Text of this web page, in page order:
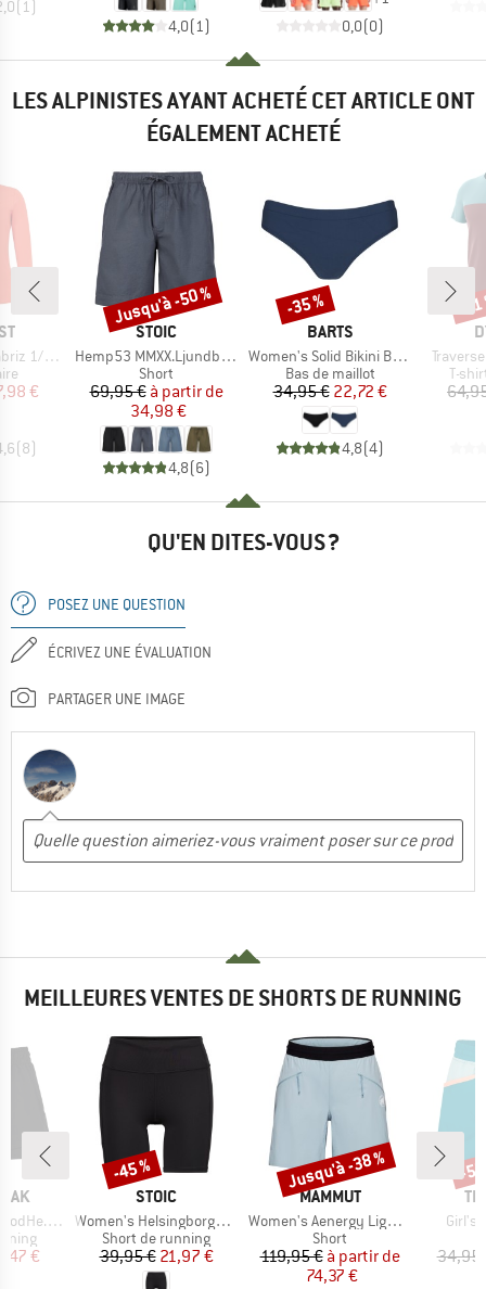
( 1 )
4,0(1 )
0,0(0)
LES ALPINISTES AYANT ACHETÉ CET ARTICLE ONT
ÉGALEMENT ACHETÉ
Zip Top
réduit
€
(8)
MARQUE
STOIC
Article
Hemp53 MMXX.Ljundby Shorts
Product group
Short
Prix
69,95 € Prix réduit
à partir de
34,98 €
4,8(6)
Remise
Jusqu'à -50 %
MARQUE
BARTS
Article
Women's Solid Bikini Briefs
Product group
Bas de maillot
Prix
34,95 €Prix réduit
22,72 €
4,8(4)
Remise
-35 %
Article
Traverse
T-
-
QU'EN DITES-VOUS ?
POSEZ UNE QUESTION
ÉCRIVEZ UNE ÉVALUATION
PARTAGER UNE IMAGE
MEILLEURES VENTES DE SHORTS DE RUNNING
Shorts
réduit
€
MARQUE
STOIC
Article
Women's HelsingborgSt. Performance Short Tights II
Product group
Short de running
Prix
39,95 €Prix réduit
21,97 €
Remise
-45 %
MARQUE
MAMMUT
Article
Women's Aenergy Light SO Shorts
Product group
Short
Prix
119,95 € Prix réduit
à partir de
74,37 €
Remise
Jusqu'à -38 %
Article
Girl's
34,95
-